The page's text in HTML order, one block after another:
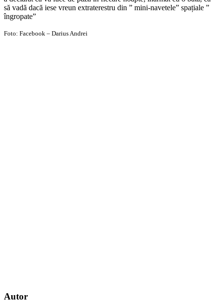
să vadă dacă iese vreun extraterestru din ” mini-navetele” spațiale ”
îngropate”
Foto: Facebook – Darius Andrei
Autor